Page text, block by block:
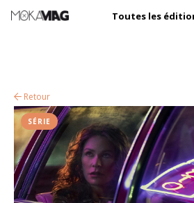
Toutes les
Retour
SÉRIE